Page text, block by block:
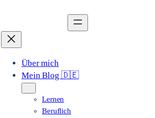
Über mich
Mein Blog 🇩🇪
Lernen
Beruflich